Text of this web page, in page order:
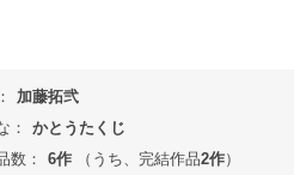
加藤拓弐
：
かとうたくじ
数：
6作 （うち、完結作品2作）